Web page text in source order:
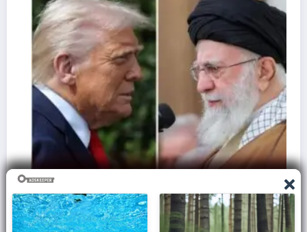
ज़मीन पर आक्रमण करने से क्यों घबराती है अमेरिकी सेना,